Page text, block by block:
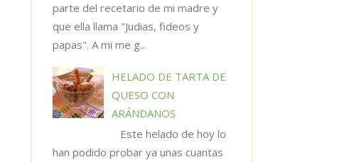
parte del recetario de mi madre y
que ella llama "Judias, fideos y
papas". A mi me g...
HELADO DE TARTA DE
QUESO CON
ARÁNDANOS
Este helado de hoy lo
han podido probar ya unas cuantas